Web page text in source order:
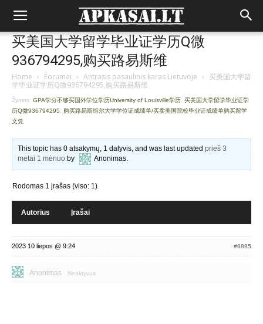
买美国大学留学毕业证学历Q微
936794295,购买路易斯维
Home › Forumai › Antrasis pasaulinis karas Lietuvoje › 买美国大学留
学毕业证学历Q微936794295,购买路易斯维
Žymos: GPA学分不够买国外学位学历University of Louisville学历 买美国大学留学毕业证学
历Q微936794295
购买路易斯维尔大学学位证成绩单/买卖美国院校毕业证成绩单购买留学
文凭
This topic has 0 atsakymų, 1 dalyvis, and was last updatedprieš 3
metai 1 mėnuo by Anonimas.
Rodomas 1 įrašas (viso: 1)
Autorius Įrašai
2023 10 liepos @ 9:24 #8895
Anonimas Neaktyvus